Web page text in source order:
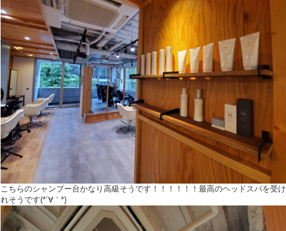
こちらのシャンプー台かなり高級そうです！！！！！！最高のヘッドスパを受け
れそうです(*´∀｀*)